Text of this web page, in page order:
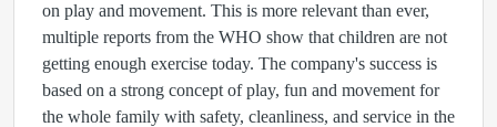
on play and movement. This is more relevant than ever,
multiple reports from the WHO show that children are not
getting enough exercise today. The company's success is
based on a strong concept of play, fun and movement for
the whole family with safety, cleanliness, and service in the